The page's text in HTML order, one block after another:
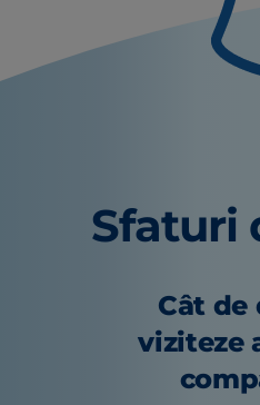
Sfaturi
Cât de
viziteze